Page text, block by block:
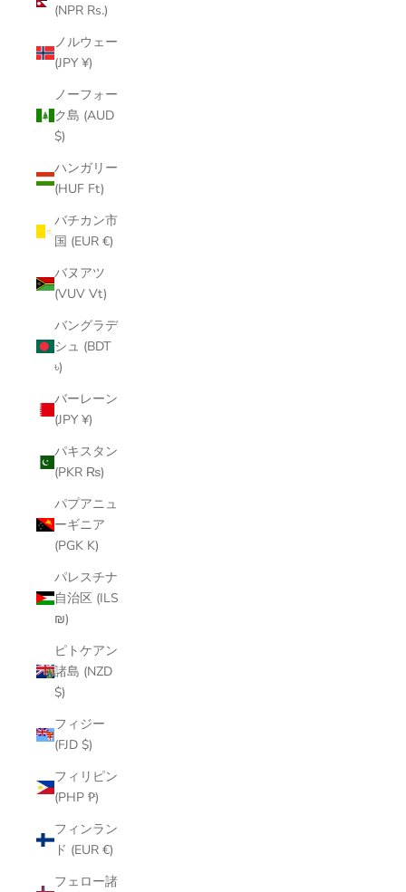
(NPR Rs.)
ノルウェー
(JPY ¥)
ノーフォー
ク島 (AUD
$)
ハンガリー
(HUF Ft)
バチカン市
国 (EUR €)
バヌアツ
(VUV Vt)
バングラデ
シュ (BDT
৳)
バーレーン
(JPY ¥)
パキスタン
(PKR ₨)
パプアニュ
ーギニア
(PGK K)
パレスチナ
自治区 (ILS
₪)
ピトケアン
諸島 (NZD
$)
フィジー
(FJD $)
フィリピン
(PHP ₱)
フィンラン
ド (EUR €)
フェロー諸